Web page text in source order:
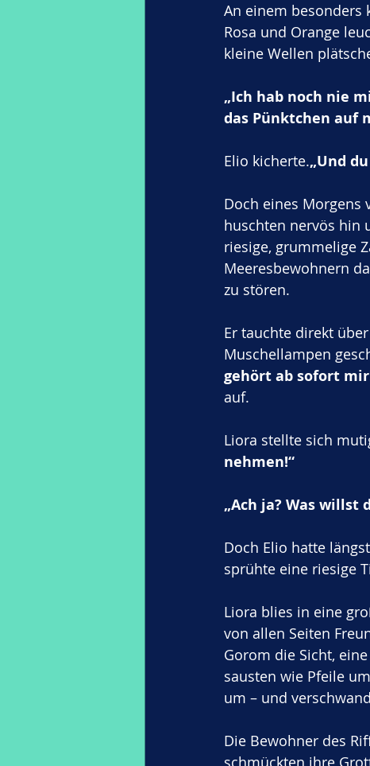
An einem besonders
Rosa und Orange
kleine Wellen
„Ich hab noch nie
das Pünktchen auf
Elio kicherte.„Und
Doch eines Morgens
huschten nervös hin
riesige, grummelige
Meeresbewohnern
zu stören.
Er tauchte direkt
Muschellampen
gehört ab sofort
auf.
Liora stellte sich
nehmen!“
„Ach ja? Was willst
Doch Elio hatte
sprühte eine riesige
Liora blies in eine
von allen Seiten
Gorom die Sicht,
sausten wie Pfeile
um – und
Die Bewohner des
schmückten ihre